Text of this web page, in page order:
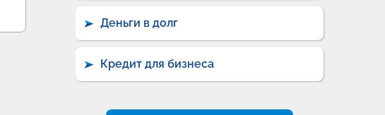
Деньги в долг
Кредит для бизнеса